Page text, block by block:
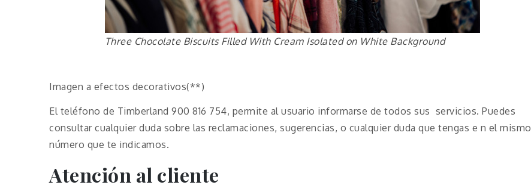
Three Chocolate Biscuits Filled With Cream Isolated on White Background
Imagen a efectos decorativos(**)
El teléfono de Timberland 900 816 754, permite al usuario informarse de todos sus servicios. Puedes
consultar cualquier duda sobre las reclamaciones, sugerencias, o cualquier duda que tengas e n el mismo
número que te indicamos.
Atención al cliente